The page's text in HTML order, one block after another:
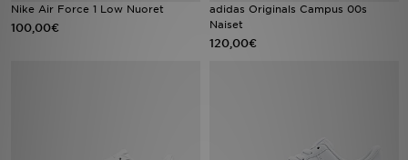
Nike Air Force 1 Low Nuoret
100,00€
adidas Originals Campus 00s
Naiset
120,00€
Jalkapallo